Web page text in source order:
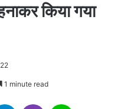
किया गया
1 minute read
Telegram Viber